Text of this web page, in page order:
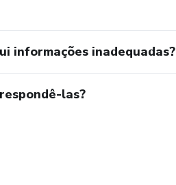
informações inadequadas?
las?